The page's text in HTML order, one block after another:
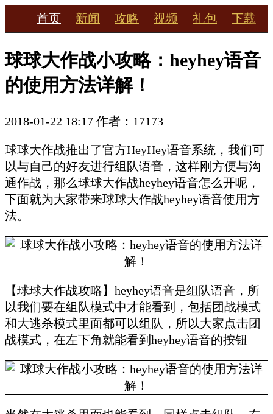
首页 新闻 攻略 视频 礼包 下载
球球大作战小攻略：heyhey语音
的使用方法详解！
2018-01-22 18:17 作者：17173
球球大作战推出了官方HeyHey语音系统，我们可
以与自己的好友进行组队语音，这样刚方便与沟
通作战，那么球球大作战heyhey语音怎么开呢，
下面就为大家带来球球大作战heyhey语音使用方
法。
【球球大作战攻略】heyhey语音是组队语音，所
以我们要在组队模式中才能看到，包括团战模式
和大逃杀模式里面都可以组队，所以大家点击团
战模式，在左下角就能看到heyhey语音的按钮